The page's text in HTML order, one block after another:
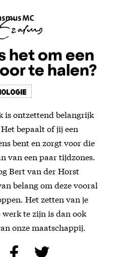
het om een
te halen?
is ontzettend belangrijk
bepaalt of jij een
bent en zorgt voor die
van een paar tijdzones.
Bert van der Horst
belang om deze vooral
Het zetten van je
te zijn is dan ook
onze maatschappij.